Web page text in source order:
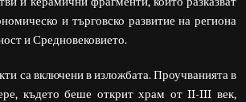
и търговско развитие на региона
и Средновековието.
са включени в изложбата. Проучванията в
където беше открит храм от II-III век,